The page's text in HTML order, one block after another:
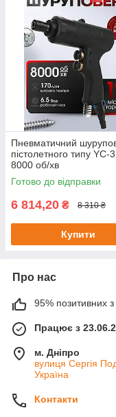
Пневматичний
пістолетного типу YC-
8000 об/хв
Готово до відправки
6 814,20 ₴ 8 310 ₴
Купити
Про нас
95% позитивних з
Працює з
м. Дніпро
вулиця Сергія
Україна
Контакти